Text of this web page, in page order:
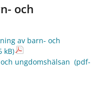
och
av barn- och
kB)
ungdomshälsan (pdf-